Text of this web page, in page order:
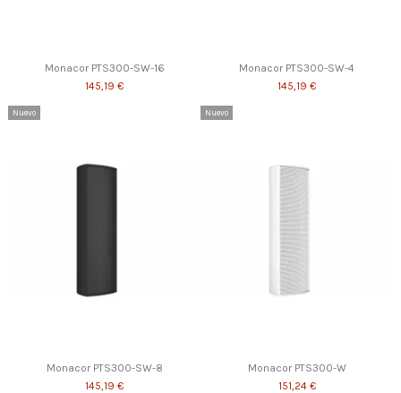
Monacor PTS300-SW-16
145,19 €
Monacor PTS300-SW-4
145,19 €
Nuevo
Monacor PTS300-SW-8
145,19 €
Nuevo
Monacor PTS300-W
151,24 €